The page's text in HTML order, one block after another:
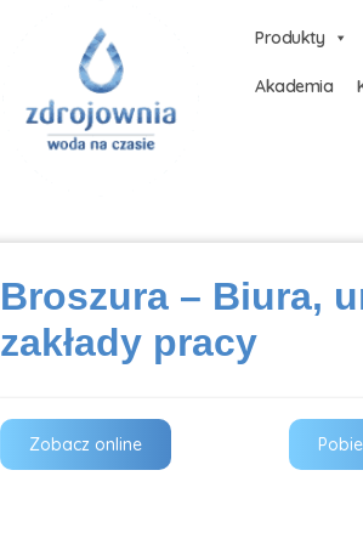
Produkty
Akademia
Broszura – Biura,
zakłady pracy
Zobacz online